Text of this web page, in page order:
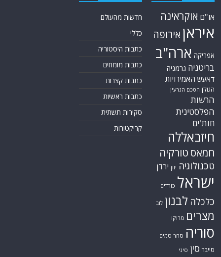
או"ם אוקראינה
איראן אירופה
אפריקה ארה"ב
בריטניה גרמניה
דאעש האמירויות
הגולן הסכם הגרעין
הרשות
הפלסטינית
חות'ים
חיזבאללה
חמאס טורקיה
טכנולוגיה יוון ירדן
ישראל כורדים
כלכלה לבנון לוב
מצרים מרוקו
סוריה סחר סמים
סייבר סין סיני
חדשות מהעולם
כללי
כתבות היסטוריה
כתבות מומחים
כתבות קצרות
כתבות ראשיות
סקירות תשתית
קריקטורות